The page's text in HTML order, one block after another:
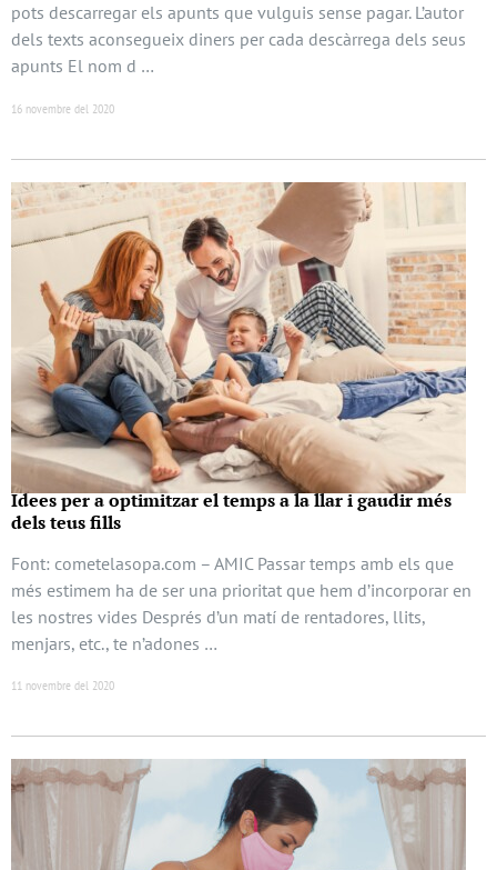
pots descarregar els apunts que vulguis sense pagar. L’autor
dels texts aconsegueix diners per cada descàrrega dels seus
apunts El nom d …
16 novembre del 2020
Idees per a optimitzar el temps a la llar i gaudir més
dels teus fills
Font: cometelasopa.com – AMIC Passar temps amb els que
més estimem ha de ser una prioritat que hem d’incorporar en
les nostres vides Després d’un matí de rentadores, llits,
menjars, etc., te n’adones …
11 novembre del 2020